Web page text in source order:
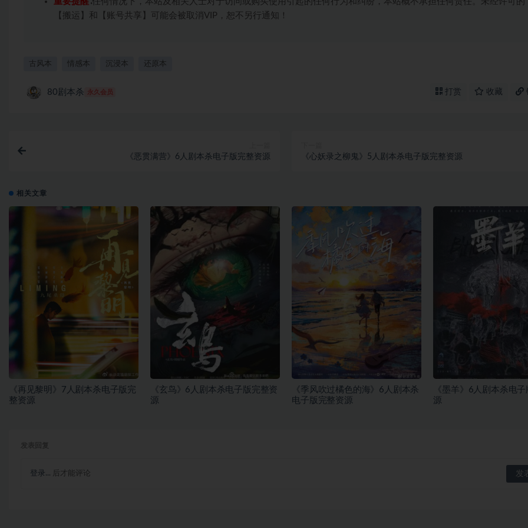
【搬运】和【账号共享】可能会被取消VIP，恕不另行通知！
古风本 情感本 沉浸本 还原本
80剧本杀 永久会员 打赏 收藏
《恶贯满营》6人剧本杀电子版完整资源 《心妖录之柳鬼》5人剧本杀电子版完整资源
相关文章
《再见黎明》7人剧本杀电子版完
整资源
《玄鸟》6人剧本杀电子版完整资
源
《季风吹过橘色的海》6人剧本杀
电子版完整资源
《墨羊》6人剧本杀电
源
登录... 后才能评论